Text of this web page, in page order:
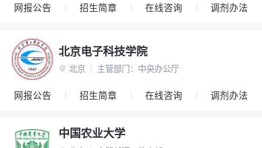
网报公告 招生简章 在线咨询 调剂办法
北京电子科技学院
 北京 主管部门： 中央办公厅
网报公告 招生简章 在线咨询 调剂办法
中国农业大学